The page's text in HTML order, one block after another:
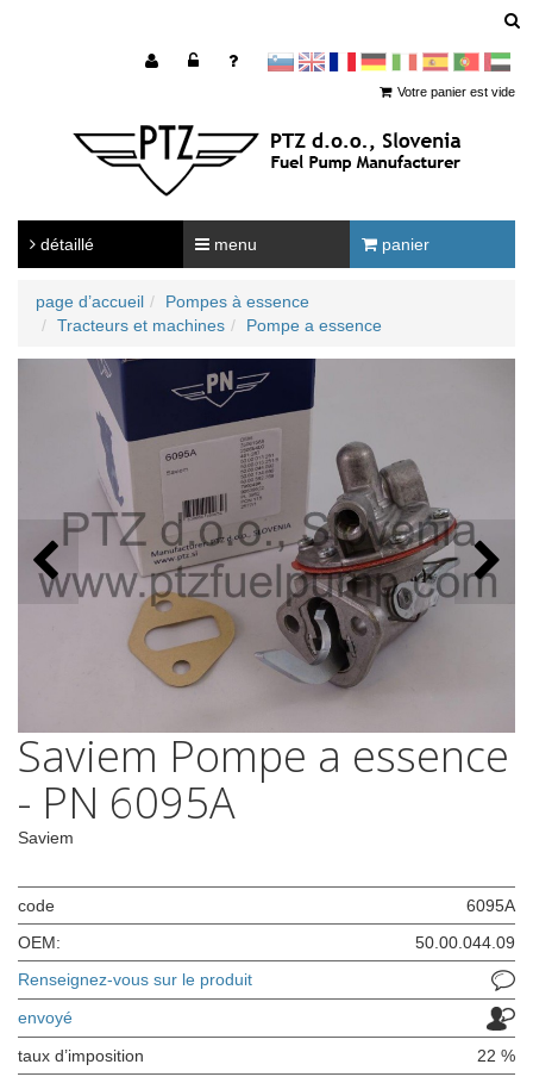
sl en francoščina
Nemščina
Italijanščina
Španščina
PortugalArabščina
Votre panier est vide
détaillé menu panier
page d’accueil
Pompes à essence
Tracteurs et machines
Pompe a essence
Saviem Pompe a essence
- PN 6095A
Saviem
code
6095A
OEM:
50.00.044.09
Renseignez-vous sur le produit
envoyé
taux d’imposition 22 %